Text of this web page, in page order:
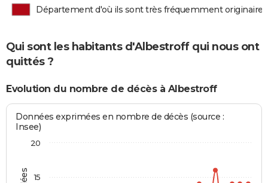
Département d'où ils sont très fréquemment originaires
Qui sont les habitants d'Albestroff qui nous ont
quittés ?
Evolution du nombre de décès à Albestroff
Données exprimées en nombre de décès (source :
Insee)
15
20